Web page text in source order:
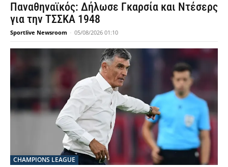
Παναθηναϊκός: Δήλωσε Γκαρσία και Ντέσερς
για την ΤΣΣΚΑ 1948
Sportlive Newsroom - 05/08/2026 01:10
CHAMPIONS LEAGUE